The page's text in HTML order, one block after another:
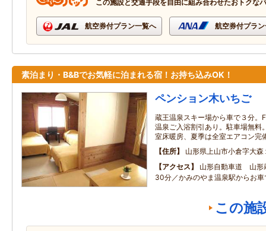
この施設と交通手段を自由に組み合わせたおトクな
航空券付プラン一覧へ 航空券付プラ
素泊まり・B&Bでお気軽に泊まれる宿！お持ち込みOK！
ペンション木いちご
蔵王温泉スキー場から車で３分。
温泉ご入浴割引あり。駐車場無料
室床暖房、夏季は全室エアコン完
住所
山形県上山市小倉字大
アクセス
山形自動車道 山形
30分／かみのやま温泉駅からお
この施